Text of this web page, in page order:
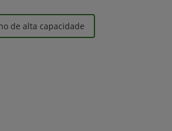
de alta capacidade